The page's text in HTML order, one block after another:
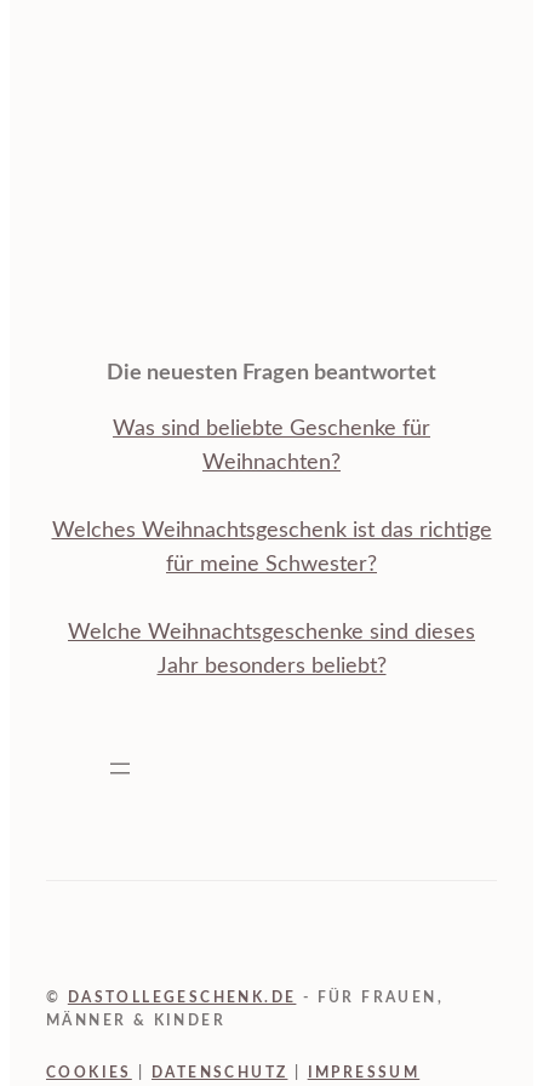
Die neuesten Fragen beantwortet
Was sind beliebte Geschenke für
Weihnachten?
Welches Weihnachtsgeschenk ist das richtige
für meine Schwester?
Welche Weihnachtsgeschenke sind dieses
Jahr besonders beliebt?
© DASTOLLEGESCHENK.DE
- FÜR FRAUEN,
MÄNNER & KINDER
COOKIES DATENSCHUTZ IMPRESSUM